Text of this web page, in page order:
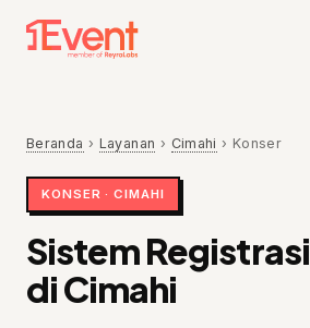
Beranda › Layanan › Cimahi › Konser
KONSER · CIMAHI
Sistem Registrasi
di Cimahi